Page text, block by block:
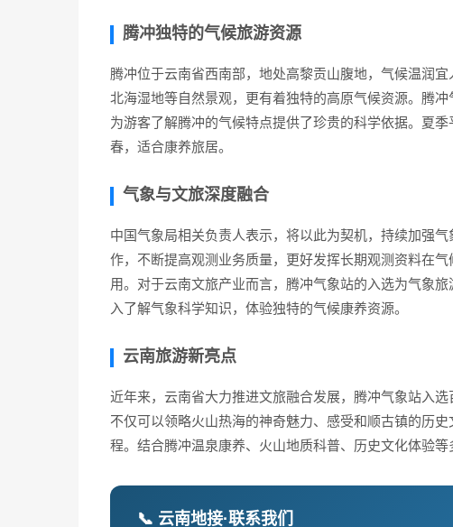
腾冲独特的气候旅游资源
腾冲位于云南省西南部，地处高黎贡山腹地，气候温润
北海湿地等自然景观，更有着独特的高原气候资源。腾
为游客了解腾冲的气候特点提供了珍贵的科学依据。夏
春，适合康养旅居。
气象与文旅深度融合
中国气象局相关负责人表示，将以此为契机，持续加强
作，不断提高观测业务质量，更好发挥长期观测资料在
用。对于云南文旅产业而言，腾冲气象站的入选为气象
入了解气象科学知识，体验独特的气候康养资源。
云南旅游新亮点
近年来，云南省大力推进文旅融合发展，腾冲气象站入
不仅可以领略火山热海的神奇魅力、感受和顺古镇的历
程。结合腾冲温泉康养、火山地质科普、历史文化体验
📞 云南地接·联系我们